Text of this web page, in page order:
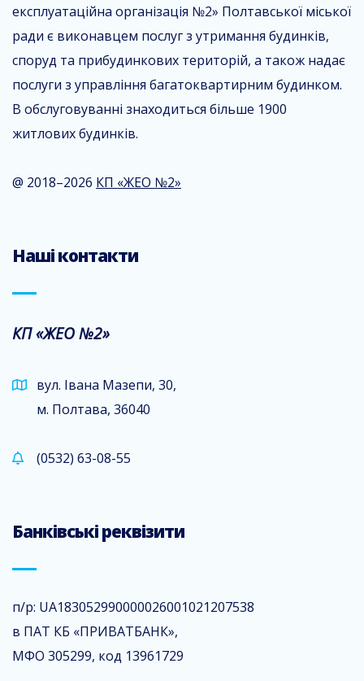
експлуатаційна організація №2» Полтавської міської
ради є виконавцем послуг з утримання будинків,
споруд та прибудинкових територій, а також надає
послуги з управління багатоквартирним будинком.
В обслуговуванні знаходиться більше 1900
житлових будинків.
@ 2018–2026 КП «ЖЕО №2»
Наші контакти
КП «ЖЕО №2»
вул. Івана Мазепи, 30,
м. Полтава, 36040
(0532) 63-08-55
Банківські реквізити
п/р: UA183052990000026001021207538
в ПАТ КБ «ПРИВАТБАНК»,
МФО 305299, код 13961729